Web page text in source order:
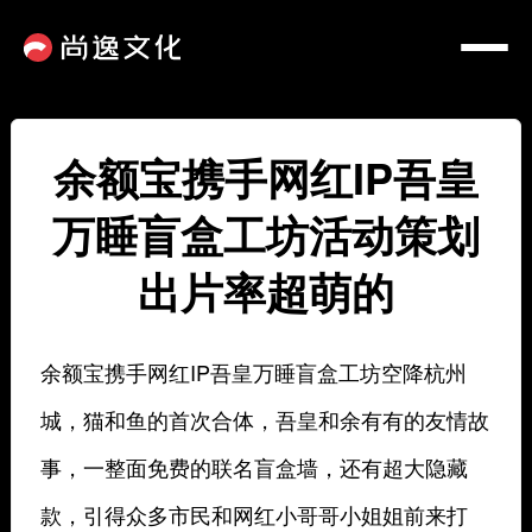
余额宝携手网红IP吾皇
万睡盲盒工坊活动策划
出片率超萌的
余额宝携手网红IP吾皇万睡盲盒工坊空降杭州
城，猫和鱼的首次合体，吾皇和余有有的友情故
事，一整面免费的联名盲盒墙，还有超大隐藏
款，引得众多市民和网红小哥哥小姐姐前来打